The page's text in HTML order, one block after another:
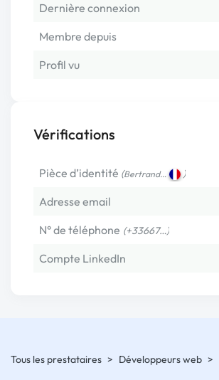
Dernière connexion
Membre depuis
Profil vu
Vérifications
Pièce d’identité (Bertrand… )
Adresse email
N° de téléphone (+33667…)
Compte LinkedIn
Tous les prestataires > Développeurs web >